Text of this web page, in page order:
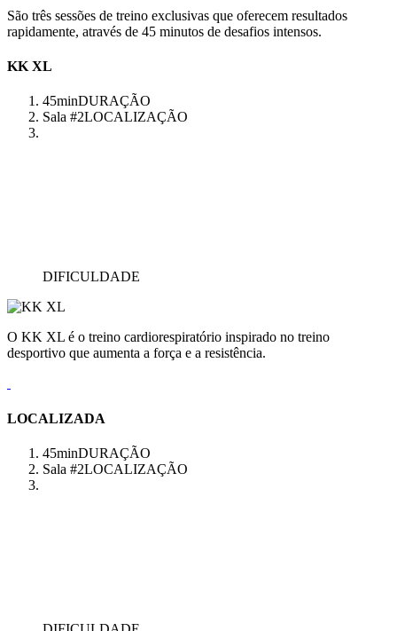
São três sessões de treino exclusivas que oferecem resultados
rapidamente, através de 45 minutos de desafios intensos.
KK XL
45minDURAÇÃO
Sala #2LOCALIZAÇÃO
DIFICULDADE
O KK XL é o treino cardiorespiratório inspirado no treino
desportivo que aumenta a força e a resistência.
LOCALIZADA
45minDURAÇÃO
Sala #2LOCALIZAÇÃO